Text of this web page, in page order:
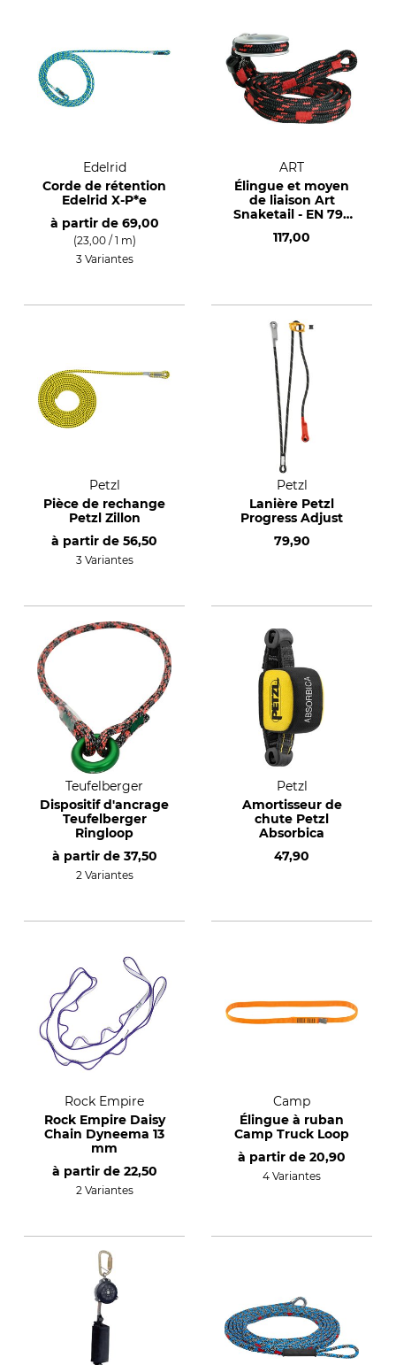
Edelrid
Corde de rétention
Edelrid X-P*e
à partir de 69,00
(23,00 / 1 m)
3 Variantes
ART
Élingue et moyen
de liaison Art
Snaketail - EN 795
117,00
Petzl
Pièce de rechange
Petzl Zillon
à partir de 56,50
3 Variantes
Petzl
Lanière Petzl
Progress Adjust
79,90
Teufelberger
Dispositif d'ancrage
Teufelberger
Ringloop
à partir de 37,50
2 Variantes
Petzl
Amortisseur de
chute Petzl
Absorbica
47,90
Rock Empire
Rock Empire Daisy
Chain Dyneema 13
mm
à partir de 22,50
2 Variantes
Camp
Élingue à ruban
Camp Truck Loop
à partir de 20,90
4 Variantes